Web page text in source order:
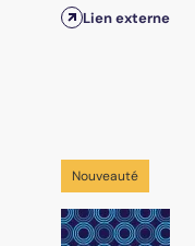
Lien externe
Nouveauté